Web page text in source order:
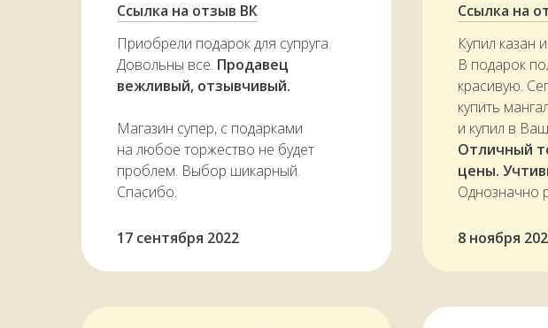
Купил казан
В подарок
красивую.
купить
и купил в
Отличный
цены.
Однозначно
Приобрели подарок для супруга.
Довольны все. Продавец
вежливый, отзывчивый.
Магазин супер, с подарками
на любое торжество не будет
проблем. Выбор шикарный.
Спасибо.
Ссылка на
Ссылка на отзыв ВК
17 сентября 2022 8 ноября